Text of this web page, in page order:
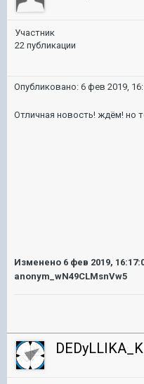
Участник
22 публикации
Опубликовано: 6 фев 2019,
Отличная новость! ждём! но
Изменено 6 фев 2019,
anonym_wN49CLMsnVw5